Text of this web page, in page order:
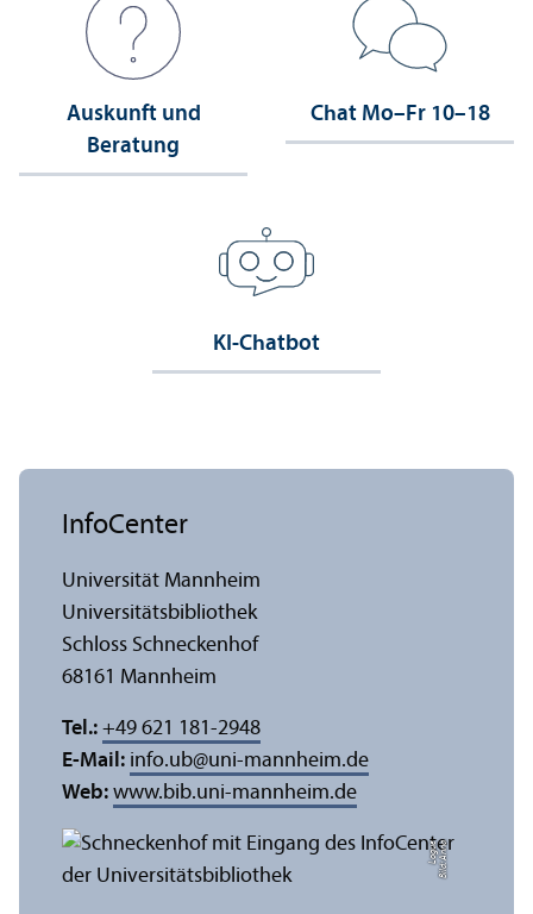
Auskunft und
Beratung
Chat Mo–Fr 10–18
KI-Chatbot
Bil
d:
A
n
n
a
L
o
g
u
e
InfoCenter
Universität Mannheim
Universitäts­bibliothek
Schloss Schneckenhof
68161 Mannheim
Tel.: +49 621 181-2948
E-Mail: info.ub@uni-mannheim.de
Web: www.bib.uni-mannheim.de